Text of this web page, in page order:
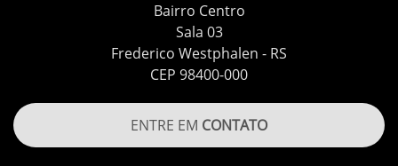
Bairro Centro
Sala 03
Frederico Westphalen - RS
CEP 98400-000
ENTRE EM CONTATO